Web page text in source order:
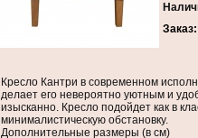
Заказ:
Кресло Кантри в современном
делает его невероятно уютным и
изысканно. Кресло подойдет как в
минималистическую обстановку.
Дополнительные размеры (в см)